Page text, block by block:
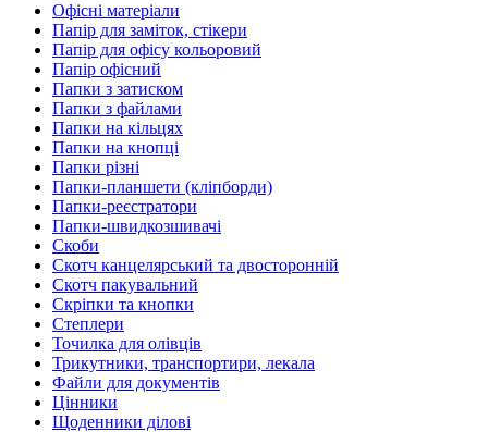
Офісні матеріали
Папір для заміток, стікери
Папір для офісу кольоровий
Папір офісний
Папки з затиском
Папки з файлами
Папки на кільцях
Папки на кнопці
Папки різні
Папки-планшети (кліпборди)
Папки-реєстратори
Папки-швидкозшивачі
Скоби
Скотч канцелярський та двосторонній
Скотч пакувальний
Скріпки та кнопки
Степлери
Точилка для олівців
Трикутники, транспортири, лекала
Файли для документів
Цінники
Щоденники ділові